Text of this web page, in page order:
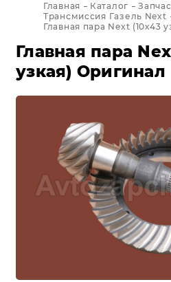
Главная Каталог
Трансмиссия Газель Next
Главная пара Next (10х43
Главная пара
узкая) Оригинал